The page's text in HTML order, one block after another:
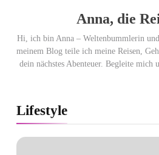
Anna, die
Hi, ich bin Anna – Weltenbummlerin
meinem Blog teile ich meine Reisen,
dein nächstes Abenteuer. Begleite mich
Lifestyle